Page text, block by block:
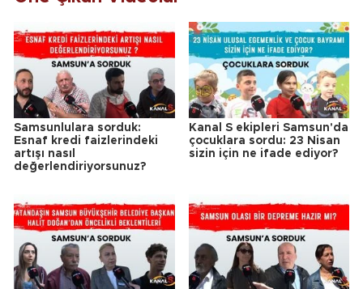
Samsunlulara sorduk:
Esnaf kredi faizlerindeki
artışı nasıl
değerlendiriyorsunuz?
Kanal S ekipleri Samsun'da
çocuklara sordu: 23 Nisan
sizin için ne ifade ediyor?